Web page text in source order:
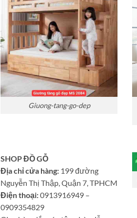
Giuong-tang-go-dep
SHOP ĐỒ GỖ
Địa chỉ cửa hàng: 199 đường
Nguyễn Thị Thập, Quận 7, TPHCM
Điện thoại:0913916949 –
0909354829